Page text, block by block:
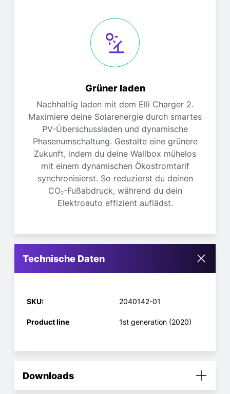
Grüner laden
Nachhaltig laden mit dem Elli Charger 2.
Maximiere deine Solarenergie durch smartes
PV-Überschussladen und dynamische
Phasenumschaltung. Gestalte eine grünere
Zukunft, indem du deine Wallbox mühelos
mit einem dynamischen Ökostromtarif
synchronisierst. So reduzierst du deinen
CO₂-Fußabdruck, während du dein
Elektroauto effizient auflädst.
Technische Daten
SKU: 2040142-01
Product line 1st generation (2020)
Downloads